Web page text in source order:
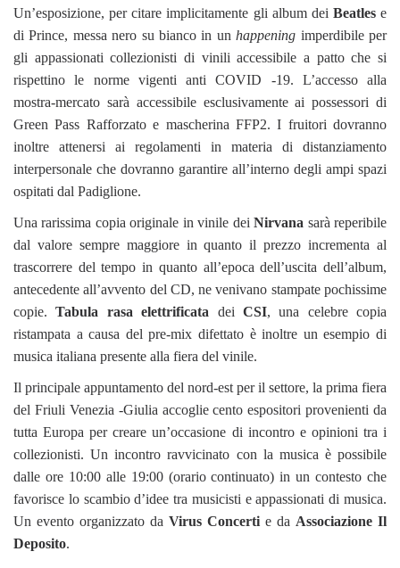
Un’esposizione, per citare implicitamente gli album dei Beatlese
di Prince, messa nero su bianco in unhappening imperdibile per
gli appassionati collezionisti di vinili accessibile a patto che si
rispettino le norme vigenti anti COVID -19. L’accesso alla
mostra-mercato sarà accessibile esclusivamente ai possessori di
Green Pass Rafforzato e mascherina FFP2. I fruitori dovranno
inoltre attenersi ai regolamenti in materia di distanziamento
interpersonale che dovranno garantire all’interno degli ampi spazi
ospitati dal Padiglione.
Una rarissima copia originale in vinile deiNirvana sarà reperibile
dal valore sempre maggiore in quanto il prezzo incrementa al
trascorrere del tempo in quanto all’epoca dell’uscita dell’album,
antecedente all’avvento del CD, ne venivano stampate pochissime
copie.Tabula rasa elettrificata dei CSI, una celebre copia
ristampata a causa del pre-mix difettato è inoltre un esempio di
musica italiana presente alla fiera del vinile.
Il principale appuntamento del nord-est per il settore, la prima fiera
del Friuli Venezia -Giulia accoglie cento espositori provenienti da
tutta Europa per creare un’occasione di incontro e opinioni tra i
collezionisti. Un incontro ravvicinato con la musica è possibile
dalle ore 10:00 alle 19:00 (orario continuato) in un contesto che
favorisce lo scambio d’idee tra musicisti e appassionati di musica.
Un evento organizzato da Virus Concerti e da Associazione Il
Deposito.